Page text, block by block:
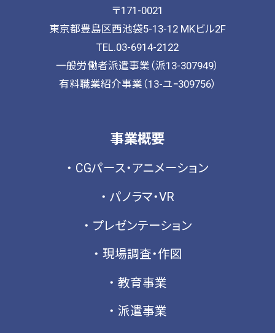
〒171-0021
東京都豊島区西池袋5-13-12 MKビル2F
TEL.03-6914-2122
一般労働者派遣事業（派13-307949）
有料職業紹介事業（13-ユｰ309756）
事業概要
CGパース・アニメーション
パノラマ・VR
プレゼンテーション
現場調査・作図
教育事業
派遣事業